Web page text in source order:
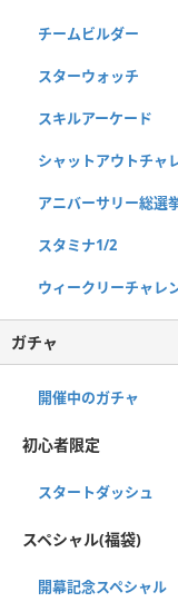
チームビルダー
スターウォッチ
スキルアーケード
シャットアウトチャ
アニバーサリー総選
スタミナ1/2
ウィークリーチャレ
ガチャ
開催中のガチャ
初心者限定
スタートダッシュ
スペシャル(福袋)
開幕記念スペシャル